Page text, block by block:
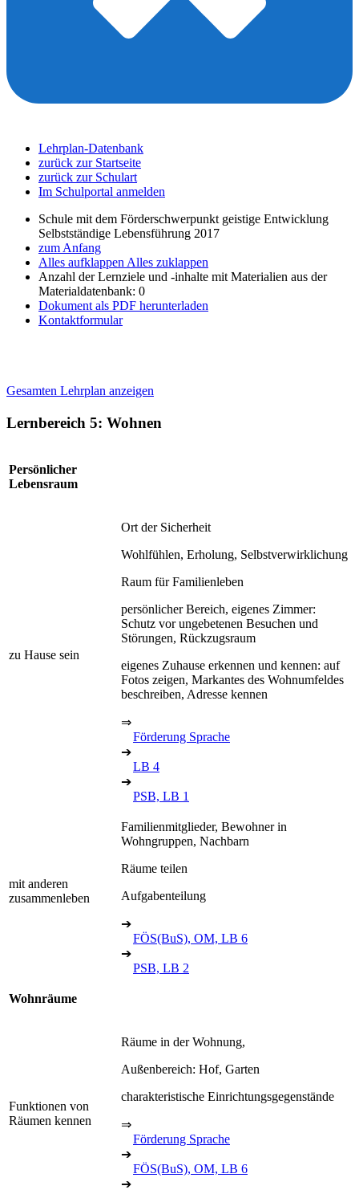
Lehrplan-Datenbank
zurück zur Startseite
zurück zur Schulart
Im Schulportal anmelden
Schule mit dem Förderschwerpunkt geistige Entwicklung
Selbstständige Lebensführung 2017
zum Anfang
Alles aufklappen Alles zuklappen
Anzahl der Lernziele und -inhalte mit Materialien aus der
Materialdatenbank: 0
Dokument als PDF herunterladen
Kontaktformular
Gesamten Lehrplan anzeigen
Lernbereich 5: Wohnen
Persönlicher
Lebensraum
zu Hause sein
Ort der Sicherheit
Wohlfühlen, Erholung, Selbstverwirklichung
Raum für Familienleben
persönlicher Bereich, eigenes Zimmer:
Schutz vor ungebetenen Besuchen und
Störungen, Rückzugsraum
eigenes Zuhause erkennen und kennen: auf
Fotos zeigen, Markantes des Wohnumfeldes
beschreiben, Adresse kennen
⇒
Förderung Sprache
➔
LB 4
➔
PSB, LB 1
mit anderen
zusammenleben
Familienmitglieder, Bewohner in
Wohngruppen, Nachbarn
Räume teilen
Aufgabenteilung
➔
FÖS(BuS), OM, LB 6
➔
PSB, LB 2
Wohnräume
Funktionen von
Räumen kennen
Räume in der Wohnung,
Außenbereich: Hof, Garten
charakteristische Einrichtungsgegenstände
⇒
Förderung Sprache
➔
FÖS(BuS), OM, LB 6
➔